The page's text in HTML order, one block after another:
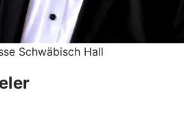
Schwäbisch Hall